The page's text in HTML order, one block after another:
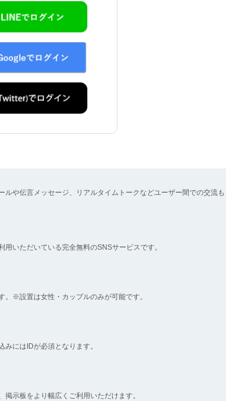
ルや伝言メッセージ、リアルタイムトークなどユーザー間での交流も
いただいている完全無料のSNSサービスです。
。※設置は女性・カップルのみが可能です。
にはIDが必須となります。
示板をより幅広くご利用いただけます。